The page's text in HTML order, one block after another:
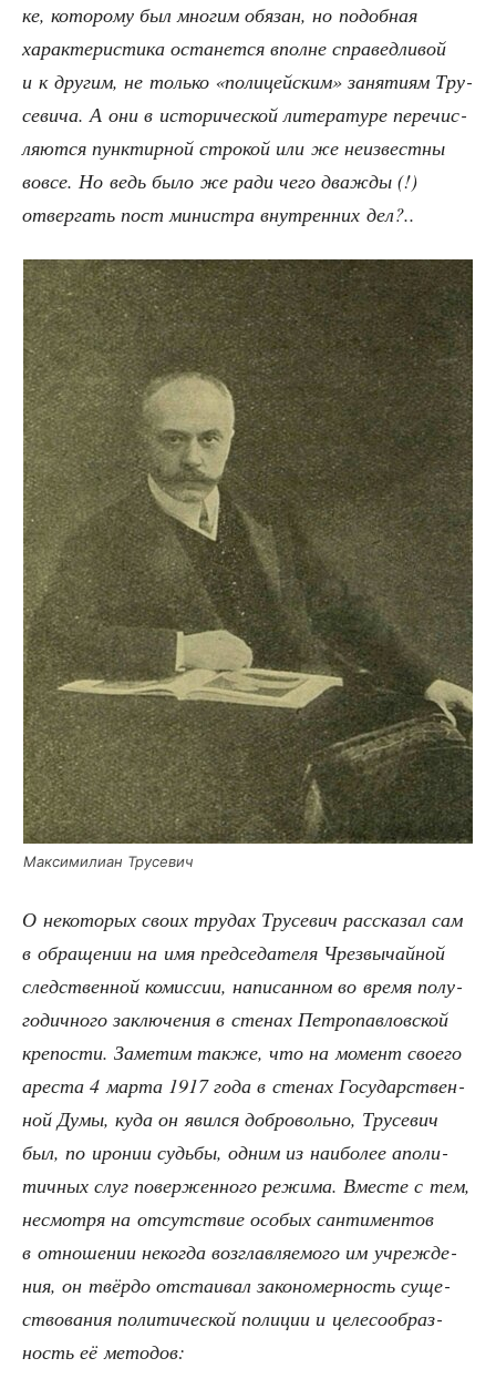
ке, кото­ро­му был мно­гим обя­зан, но подоб­ная
харак­те­ри­сти­ка оста­нет­ся вполне спра­вед­ли­вой
и к дру­гим, не толь­ко «поли­цей­ским» заня­ти­ям Тру­
се­ви­ча. А они в исто­ри­че­ской лите­ра­ту­ре пере­чис­
ля­ют­ся пунк­тир­ной стро­кой или же неиз­вест­ны
вовсе. Но ведь было же ради чего два­жды (!)
отвер­гать пост мини­стра внут­рен­них дел?..
Мак­си­ми­ли­ан Трусевич
О неко­то­рых сво­их тру­дах Тру­се­вич рас­ска­зал сам
в обра­ще­нии на имя пред­се­да­те­ля Чрез­вы­чай­ной
след­ствен­ной комис­сии, напи­сан­ном во вре­мя полу­
го­дич­но­го заклю­че­ния в сте­нах Пет­ро­пав­лов­ской
кре­по­сти. Заме­тим так­же, что на момент сво­е­го
аре­ста 4 мар­та 1917 года в сте­нах Госу­дар­ствен­
ной Думы, куда он явил­ся доб­ро­воль­но, Тру­се­вич
был, по иро­нии судь­бы, одним из наи­бо­лее апо­ли­
тич­ных слуг повер­жен­но­го режи­ма. Вме­сте с тем,
несмот­ря на отсут­ствие осо­бых сан­ти­мен­тов
в отно­ше­нии неко­гда воз­глав­ля­е­мо­го им учре­жде­
ния, он твёр­до отста­и­вал зако­но­мер­ность суще­
ство­ва­ния поли­ти­че­ской поли­ции и целе­со­об­раз­
ность её методов: